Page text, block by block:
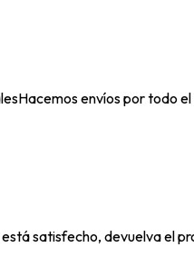
Hacemos envíos por todo el
está satisfecho, devuelva el